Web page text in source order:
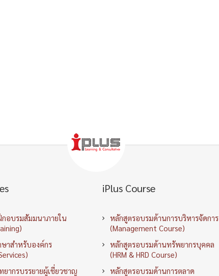
กอบรมสัมมนาภายใน
ษาสำหรับองค์กร
ยากรบรรยายผู้เชี่ยวชาญ
iPlus Course
หลักสูตรอบรมด้านการบริหารจัดการ
(Management Course)
หลักสูตรอบรมด้านทรัพยากรบุคคล
(HRM & HRD Course)
หลักสูตรอบรมด้านการตลาด